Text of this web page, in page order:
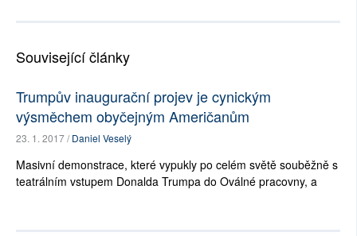
Související články
Trumpův inaugurační projev je cynickým
výsměchem obyčejným Američanům
23. 1. 2017 /Daniel Veselý
Masivní demonstrace, které vypukly po celém světě souběžně s
teatrálním vstupem Donalda Trumpa do Oválné pracovny, a